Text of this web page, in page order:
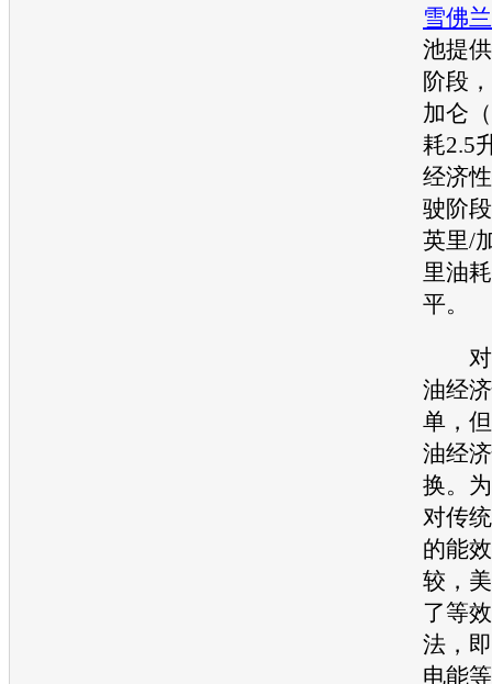
雪佛
池提
阶段
加仑
耗2.5
经济
驶阶
英里/
里油
平。
对
油经
单，
油经
换。
对传
的能
较，
了等
法，
电能